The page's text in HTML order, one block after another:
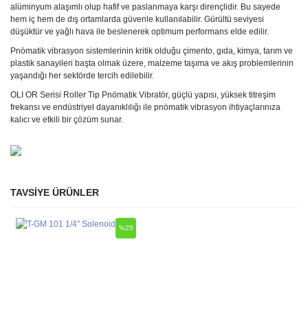
alüminyum alaşımlı olup hafif ve paslanmaya karşı dirençlidir. Bu sayede
hem iç hem de dış ortamlarda güvenle kullanılabilir. Gürültü seviyesi
düşüktür ve yağlı hava ile beslenerek optimum performans elde edilir.
Pnömatik vibrasyon sistemlerinin kritik olduğu çimento, gıda, kimya, tarım ve
plastik sanayileri başta olmak üzere, malzeme taşıma ve akış problemlerinin
yaşandığı her sektörde tercih edilebilir.
OLI OR Serisi Roller Tip Pnömatik Vibratör, güçlü yapısı, yüksek titreşim
frekansı ve endüstriyel dayanıklılığı ile pnömatik vibrasyon ihtiyaçlarınıza
kalıcı ve etkili bir çözüm sunar.
TAVSİYE ÜRÜNLER
%25